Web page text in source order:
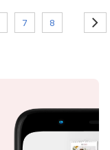
7 8